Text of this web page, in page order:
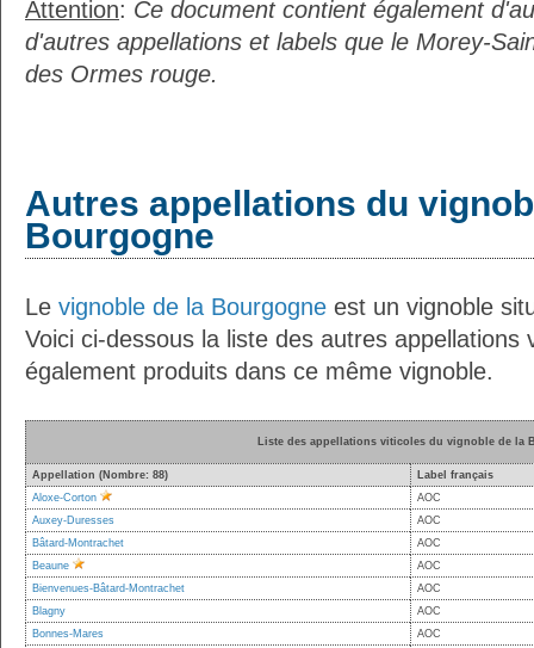
Attention: Ce document contient également
d'autres appellations et labels que le Morey-
des Ormes rouge.
Autres appellations du
Bourgogne
Le vignoble de la Bourgogne est un vignoble
Voici ci-dessous la liste des autres appellations
également produits dans ce même vignoble.
Liste des appellations viticoles du vignoble de la
Appellation (Nombre: 88)
Label français
Aloxe-Corton
AOC
Auxey-Duresses
AOC
Bâtard-Montrachet
AOC
Beaune
AOC
Bienvenues-Bâtard-Montrachet
AOC
Blagny
AOC
Bonnes-Mares
AOC